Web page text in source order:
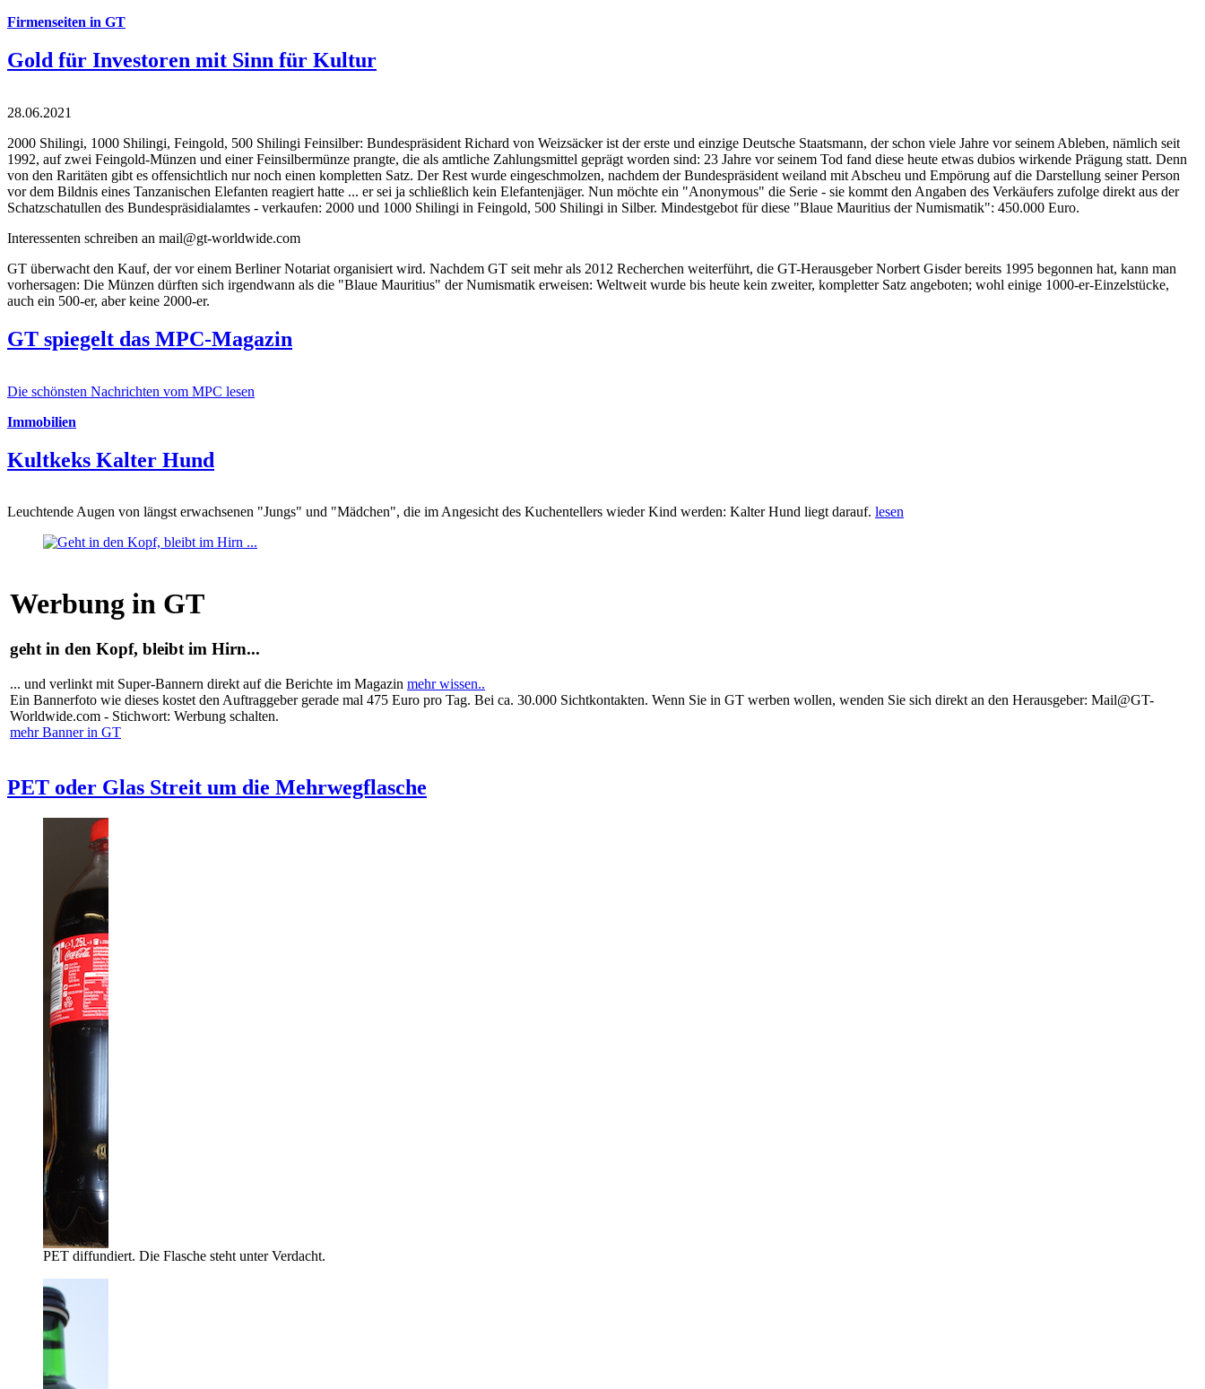
Firmenseiten in GT
Gold für Investoren mit Sinn für Kultur
28.06.2021
2000 Shilingi, 1000 Shilingi, Feingold, 500 Shilingi Feinsilber: Bundespräsident Richard von Weizsäcker ist der erste und einzige Deutsche Staatsmann, der schon viele Jahre vor seinem Ableben, nämlich seit
1992, auf zwei Feingold-Münzen und einer Feinsilbermünze prangte, die als amtliche Zahlungsmittel geprägt worden sind: 23 Jahre vor seinem Tod fand diese heute etwas dubios wirkende Prägung statt. Denn
von den Raritäten gibt es offensichtlich nur noch einen kompletten Satz. Der Rest wurde eingeschmolzen, nachdem der Bundespräsident weiland mit Abscheu und Empörung auf die Darstellung seiner Person
vor dem Bildnis eines Tanzanischen Elefanten reagiert hatte ... er sei ja schließlich kein Elefantenjäger. Nun möchte ein "Anonymous" die Serie - sie kommt den Angaben des Verkäufers zufolge direkt aus der
Schatzschatullen des Bundespräsidialamtes - verkaufen: 2000 und 1000 Shilingi in Feingold, 500 Shilingi in Silber. Mindestgebot für diese "Blaue Mauritius der Numismatik": 450.000 Euro.
Interessenten schreiben an mail@gt-worldwide.com
GT überwacht den Kauf, der vor einem Berliner Notariat organisiert wird. Nachdem GT seit mehr als 2012 Recherchen weiterführt, die GT-Herausgeber Norbert Gisder bereits 1995 begonnen hat, kann man
vorhersagen: Die Münzen dürften sich irgendwann als die "Blaue Mauritius" der Numismatik erweisen: Weltweit wurde bis heute kein zweiter, kompletter Satz angeboten; wohl einige 1000-er-Einzelstücke,
auch ein 500-er, aber keine 2000-er.
GT spiegelt das MPC-Magazin
Die schönsten Nachrichten vom MPC lesen
Immobilien
Kultkeks Kalter Hund
Leuchtende Augen von längst erwachsenen "Jungs" und "Mädchen", die im Angesicht des Kuchentellers wieder Kind werden: Kalter Hund liegt darauf. lesen
Werbung in GT
geht in den Kopf, bleibt im Hirn...
... und verlinkt mit Super-Bannern direkt auf die Berichte im Magazin mehr wissen..
Ein Bannerfoto wie dieses kostet den Auftraggeber gerade mal 475 Euro pro Tag. Bei ca. 30.000 Sichtkontakten. Wenn Sie in GT werben wollen, wenden Sie sich direkt an den Herausgeber: Mail@GT-
Worldwide.com - Stichwort: Werbung schalten.
mehr Banner in GT
PET oder Glas Streit um die Mehrwegflasche
PET diffundiert. Die Flasche steht unter Verdacht.